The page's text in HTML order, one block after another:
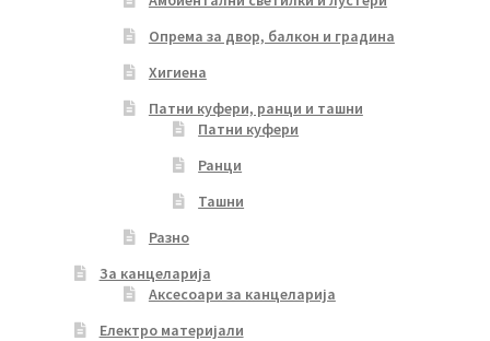
Опрема за двор, балкон и градина
Хигиена
Патни куфери, ранци и ташни
Патни куфери
Ранци
Ташни
Разно
За канцеларија
Аксесоари за канцеларија
Електро материјали